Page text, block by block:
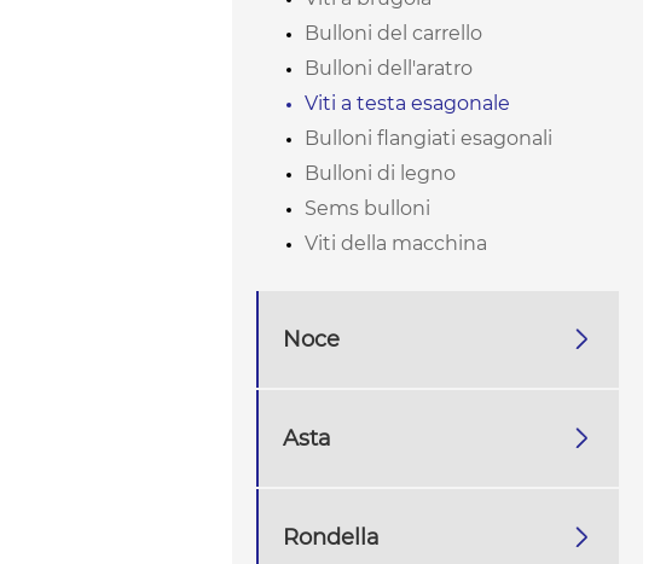
Bulloni del carrello
Bulloni dell'aratro
Viti a testa esagonale
Bulloni flangiati esagonali
Bulloni di legno
Sems bulloni
Viti della macchina
Noce 
Asta 
Rondella 